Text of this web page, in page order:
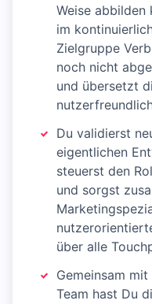
Weise abbilden
im
Zielgruppe
noch nicht
und übersetzt
Du validierst
eigentlichen
steuerst den
und sorgst
über alle
Gemeinsam
Team hast Du